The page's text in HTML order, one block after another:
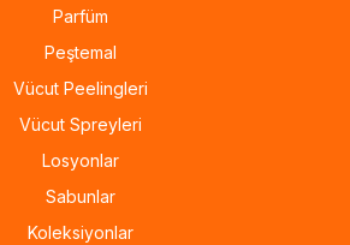
Parfüm
Peştemal
Vücut Peelingleri
Vücut Spreyleri
Losyonlar
Sabunlar
Koleksiyonlar